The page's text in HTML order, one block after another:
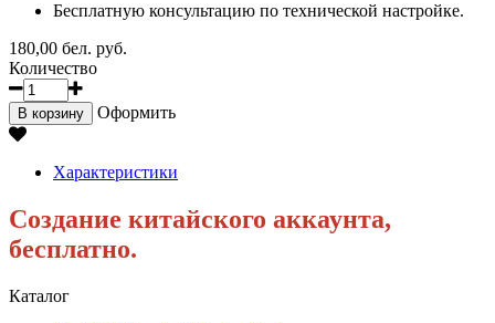
Бесплатную консультацию по технической настройке.
180,00 бел. руб.
Количество
В корзину Оформить
Характеристики
Создание китайского аккаунта,
бесплатно.
Каталог